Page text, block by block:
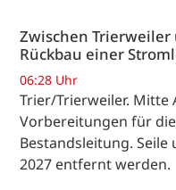
Zwischen
Rückbau einer
06:28 Uhr
Trier/Trierweiler. Mitte
Vorbereitungen für
Bestandsleitung.
2027 entfernt werden.